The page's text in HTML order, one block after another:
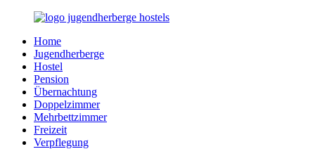
Zurück
Inhalt
Jugendherberge-
Hostels.de
Reisen
junge
jung
gebliebene
Menschen
Home
Jugendherberge
Hostel
Pension
Übernachtung
Doppelzimmer
Mehrbettzimmer
Freizeit
Verpflegung